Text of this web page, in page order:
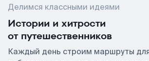
Делимся классными идеями
Истории и хитрости
от путешественников
Каждый день строим маршруты для